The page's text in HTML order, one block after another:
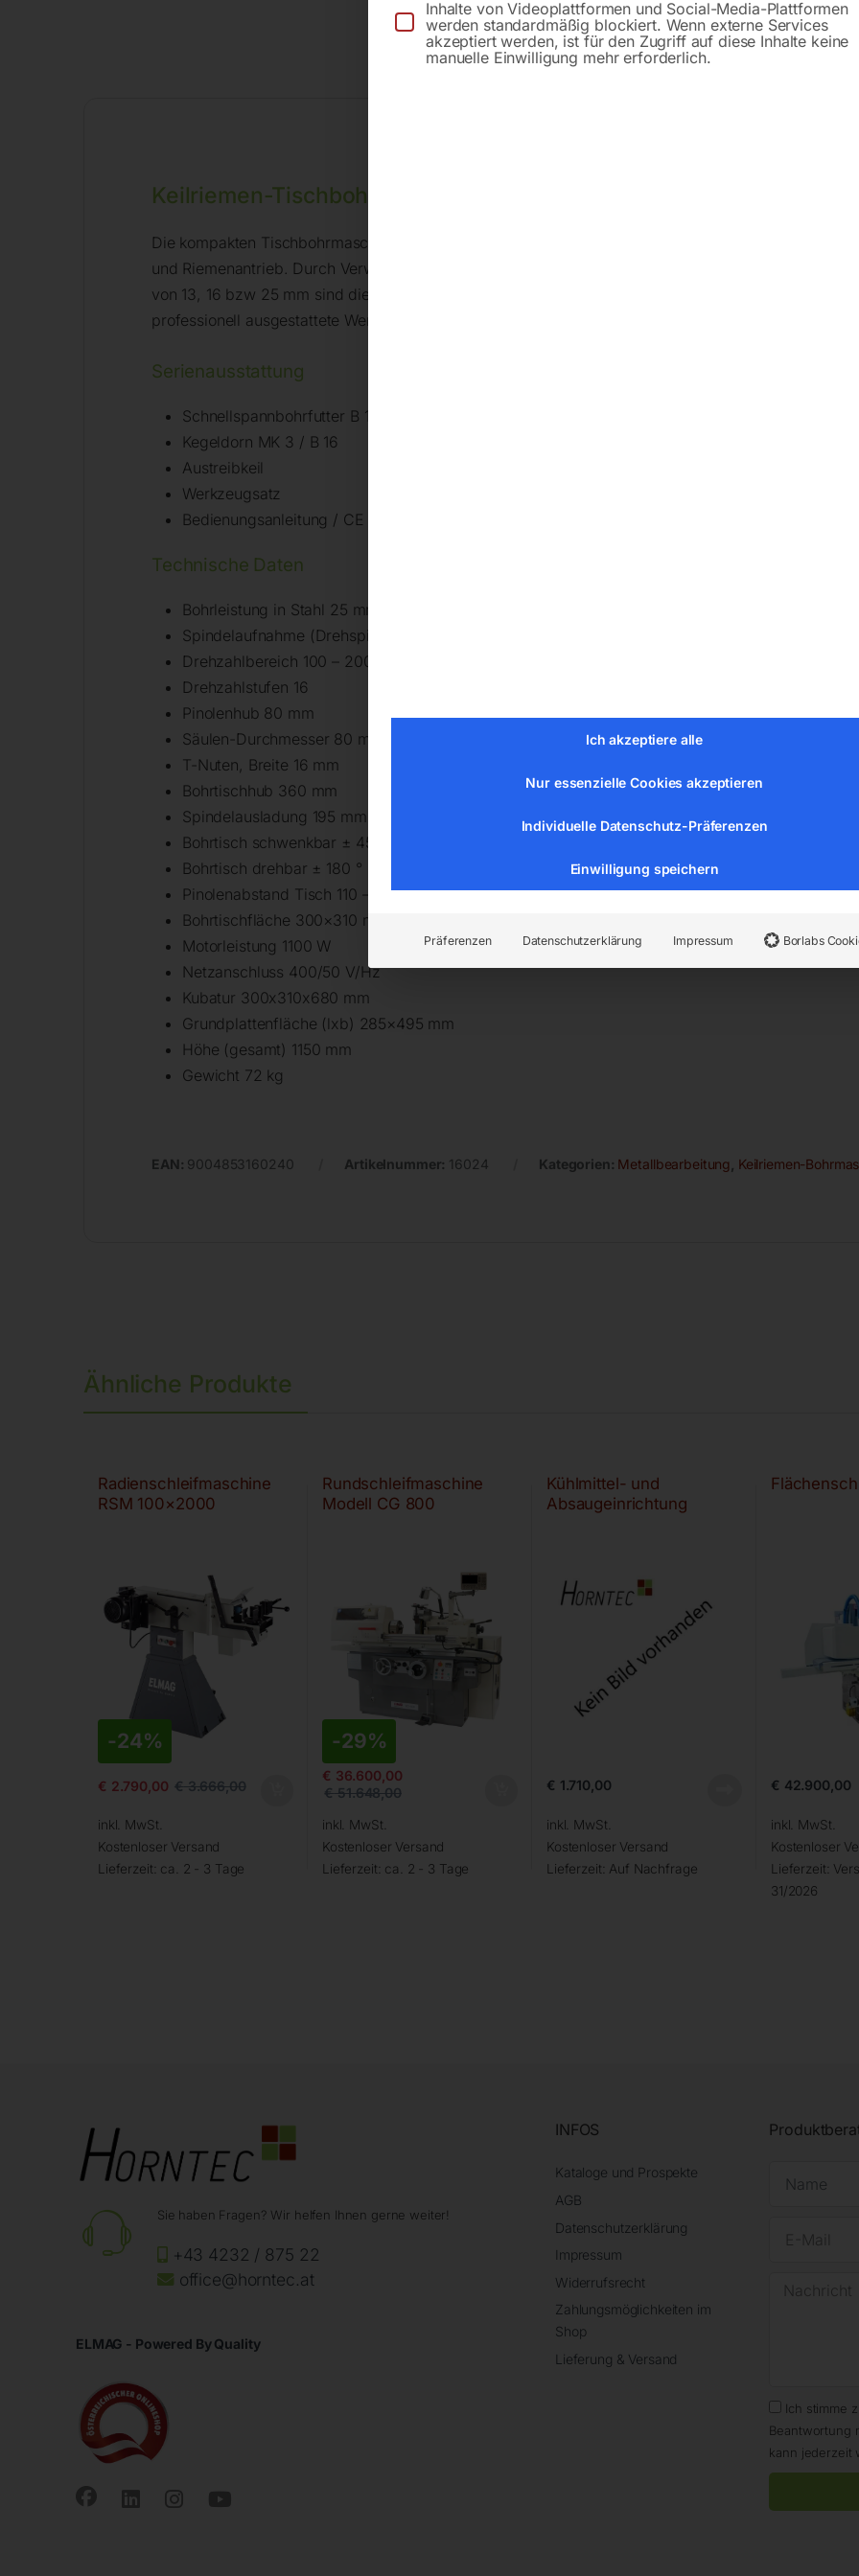
Beschreibung
Keilriemen-Tischbohrmaschine Modell KBM 25 TN
Die kompakten Tischbohrmaschinen KBM 13 TN, 16 TN und 25 TN verfügen über ein bewährtes
und Riemenantrieb. Durch Verwendung von Präzisionslagern wird eine hohe Rundlaufgenauigkeit
von 13, 16 bzw 25 mm sind diese Modelle gut für ambitionierte Modellbauer und
professionell ausgestattete Werkstätte zu schätzen wissen.
Serienausstattung
Schnellspannbohrfutter B 16. 1 – 16 mm
Kegeldorn MK 3 / B 16
Austreibkeil
Werkzeugsatz
Bedienungsanleitung / CE
Technische Daten
Bohrleistung in Stahl 25 mm
Spindelaufnahme (Drehspindel) MK 3
Drehzahlbereich 100 – 2000 UpM
Drehzahlstufen 16
Pinolenhub 80 mm
Säulen-Durchmesser 80 mm
T-Nuten, Breite 16 mm
Bohrtischhub 360 mm
Spindelausladung 195 mm
Bohrtisch schwenkbar ± 45 °
Bohrtisch drehbar ± 180 °
Pinolenabstand Tisch 110 – 470 mm
Bohrtischfläche 300×310 mm
Motorleistung 1100 W
Netzanschluss 400/50 V/Hz
Kubatur 300x310x680 mm
Grundplattenfläche (lxb) 285×495 mm
Höhe (gesamt) 1150 mm
Gewicht 72 kg
EAN: 9004853160240 Artikelnummer: 16024 Kategorien: Metallbearbeitung Keilriemen-
Ähnliche Produkte
Radienschleifmaschine
RSM 100×2000
-24%
€ 2.790,00 €3.666,00
inkl. MwSt.
Kostenloser Versand
Lieferzeit: ca. 2 - 3 Tage
Rundschleifmaschine
Modell CG 800
-29%
€ 36.600,00
€51.648,00
inkl. MwSt.
Kostenloser Versand
Lieferzeit: ca. 2 - 3 Tage
Kühlmittel- und
Absaugeinrichtung
€ 1.710,00
inkl. MwSt.
Kostenloser Versand
Lieferzeit: Auf Nachfrage
€ 42.900,00
inkl. MwSt.
Kostenloser
Lieferzeit:
31/2026
Sie haben Fragen? Wir helfen Ihnen gerne weiter!
+43 4232 / 875 22
office@horntec.at
ELMAG - Powered By Quality
INFOS
Kataloge und Prospekte
AGB
Datenschutzerklärung
Impressum
Widerrufsrecht
Zahlungsmöglichkeiten im
Shop
Lieferung & Versand
Ich stimme
Beantwortung
kann jederzeit
Inhalte von Videoplattformen und Social-Media-Plattformen
werden standardmäßig blockiert. Wenn externe Services
akzeptiert werden, ist für den Zugriff auf diese Inhalte keine
manuelle Einwilligung mehr erforderlich.
Ich akzeptiere alle
Nur essenzielle Cookies akzeptieren
Individuelle Datenschutz-Präferenzen
Einwilligung speichern
Präferenzen Datenschutzerklärung Impressum Borlabs